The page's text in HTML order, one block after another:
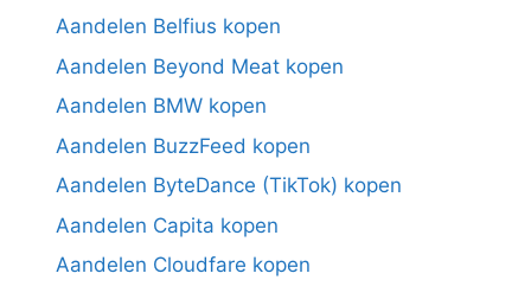
Aandelen Belfius kopen
Aandelen Beyond Meat kopen
Aandelen BMW kopen
Aandelen BuzzFeed kopen
Aandelen ByteDance (TikTok) kopen
Aandelen Capita kopen
Aandelen Cloudfare kopen